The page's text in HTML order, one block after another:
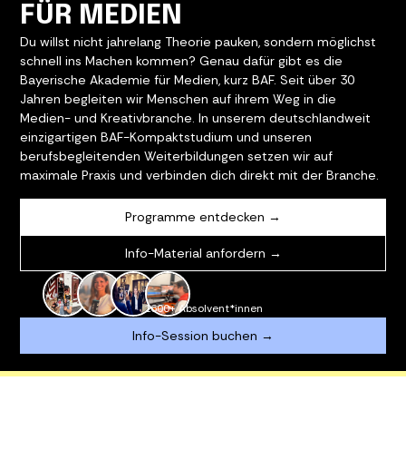
FÜR MEDIEN
Du willst nicht jahrelang Theorie pauken, sondern möglichst
schnell ins Machen kommen? Genau dafür gibt es die
Bayerische Akademie für Medien, kurz BAF. Seit über 30
Jahren begleiten wir Menschen auf ihrem Weg in die
Medien- und Kreativbranche. In unserem deutschlandweit
einzigartigen BAF-Kompaktstudium und unseren
berufsbegleitenden Weiterbildungen setzen wir auf
maximale Praxis und verbinden dich direkt mit der Branche.
Programme entdecken →
Info-Material anfordern →
1600+ Absolvent*innen
Info-Session buchen →